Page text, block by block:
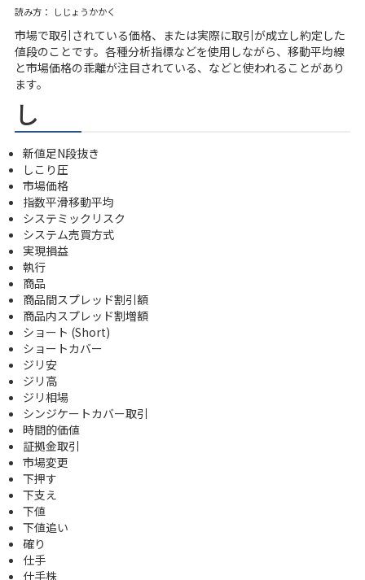
読み方： しじょうかかく
市場で取引されている価格、または実際に取引が成立し約定した
値段のことです。各種分析指標などを使用しながら、移動平均線
と市場価格の乖離が注目されている、などと使われることがあり
ます。
し
新値足N段抜き
しこり圧
市場価格
指数平滑移動平均
システミックリスク
システム売買方式
実現損益
執行
商品
商品間スプレッド割引額
商品内スプレッド割増額
ショート (Short)
ショートカバー
ジリ安
ジリ高
ジリ相場
シンジケートカバー取引
時間的価値
証拠金取引
市場変更
下押す
下支え
下値
下値追い
確り
仕手
仕手株